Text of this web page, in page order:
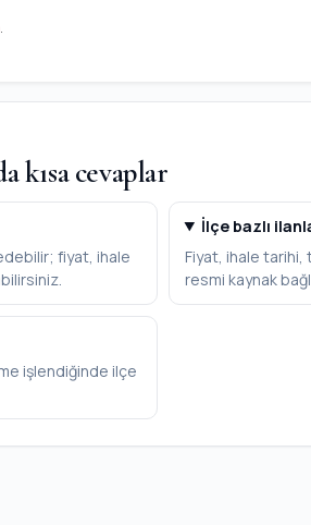
.
kısa cevaplar
fiyat, ihale
İlçe bazlı
Fiyat, ihale
resmi kaynak
işlendiğinde ilçe